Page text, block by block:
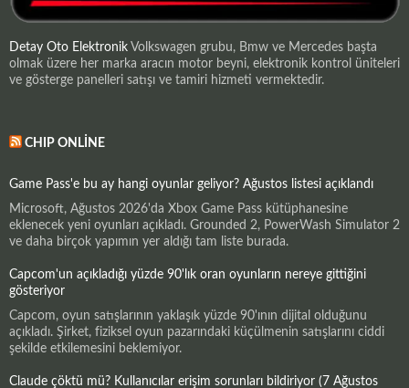
Detay Oto Elektronik Volkswagen grubu, Bmw ve Mercedes başta
olmak üzere her marka aracın motor beyni, elektronik kontrol üniteleri
ve gösterge panelleri satışı ve tamiri hizmeti vermektedir.
CHIP ONLINE
Game Pass'e bu ay hangi oyunlar geliyor? Ağustos listesi açıklandı
Microsoft, Ağustos 2026'da Xbox Game Pass kütüphanesine
eklenecek yeni oyunları açıkladı. Grounded 2, PowerWash Simulator 2
ve daha birçok yapımın yer aldığı tam liste burada.
Capcom'un açıkladığı yüzde 90'lık oran oyunların nereye gittiğini
gösteriyor
Capcom, oyun satışlarının yaklaşık yüzde 90'ının dijital olduğunu
açıkladı. Şirket, fiziksel oyun pazarındaki küçülmenin satışlarını ciddi
şekilde etkilemesini beklemiyor.
Claude çöktü mü? Kullanıcılar erişim sorunları bildiriyor (7 Ağustos